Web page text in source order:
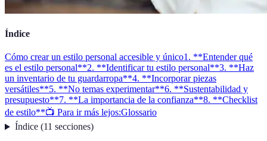
Índice
Cómo crear un estilo personal accesible y único1. **Entender qué
es el estilo personal**2. **Identificar tu estilo personal**3. **Haz
un inventario de tu guardarropa**4. **Incorporar piezas
versátiles**5. **No temas experimentar**6. **Sustentabilidad y
presupuesto**7. **La importancia de la confianza**8. **Checklist
de estilo**📺 Para ir más lejos:Glossario
Índice(11 secciones)